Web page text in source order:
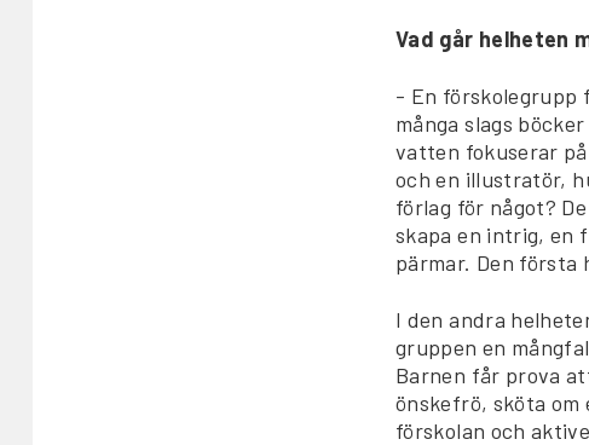
Vad går helheten
- En förskolegrupp
många slags
vatten fokuserar
och en illustratör,
förlag för något?
skapa en intrig, en
pärmar. Den
I den andra
gruppen en
Barnen får prova
önskefrö, sköta om
förskolan och